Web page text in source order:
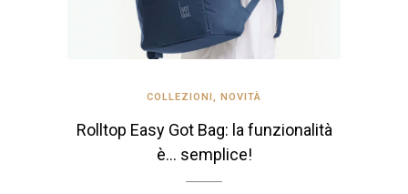
COLLEZIONI, NOVITÀ
Rolltop Easy Got Bag: la funzionalità
è… semplice!